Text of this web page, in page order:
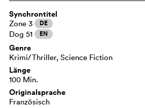
Synchrontitel
Zone 3 DE
Dog 51 EN
Genre
Krimi/Thriller, Science Fiction
Länge
100 Min.
Originalsprache
Französisch